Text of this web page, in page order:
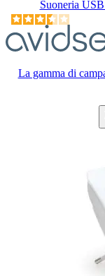
Suoneria
La gamma di